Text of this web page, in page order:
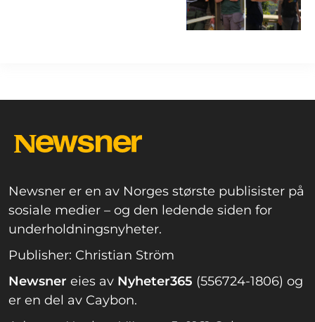
Newsner er en av Norges største publisister på
sosiale medier – og den ledende siden for
underholdningsnyheter.
Publisher: Christian Ström
Newsner eies av Nyheter365 (556724-1806) og
er en del av Caybon.